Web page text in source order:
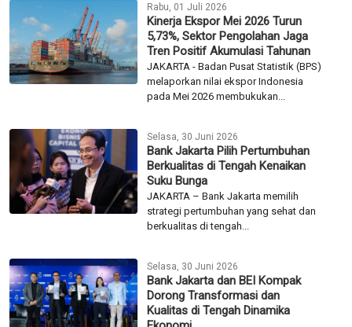
Rabu, 01 Juli 2026
Kinerja Ekspor Mei 2026 Turun
5,73%, Sektor Pengolahan Jaga
Tren Positif Akumulasi Tahunan
JAKARTA - Badan Pusat Statistik (BPS)
melaporkan nilai ekspor Indonesia
pada Mei 2026 membukukan...
Selasa, 30 Juni 2026
Bank Jakarta Pilih Pertumbuhan
Berkualitas di Tengah Kenaikan
Suku Bunga
JAKARTA – Bank Jakarta memilih
strategi pertumbuhan yang sehat dan
berkualitas di tengah...
Selasa, 30 Juni 2026
Bank Jakarta dan BEI Kompak
Dorong Transformasi dan
Kualitas di Tengah Dinamika